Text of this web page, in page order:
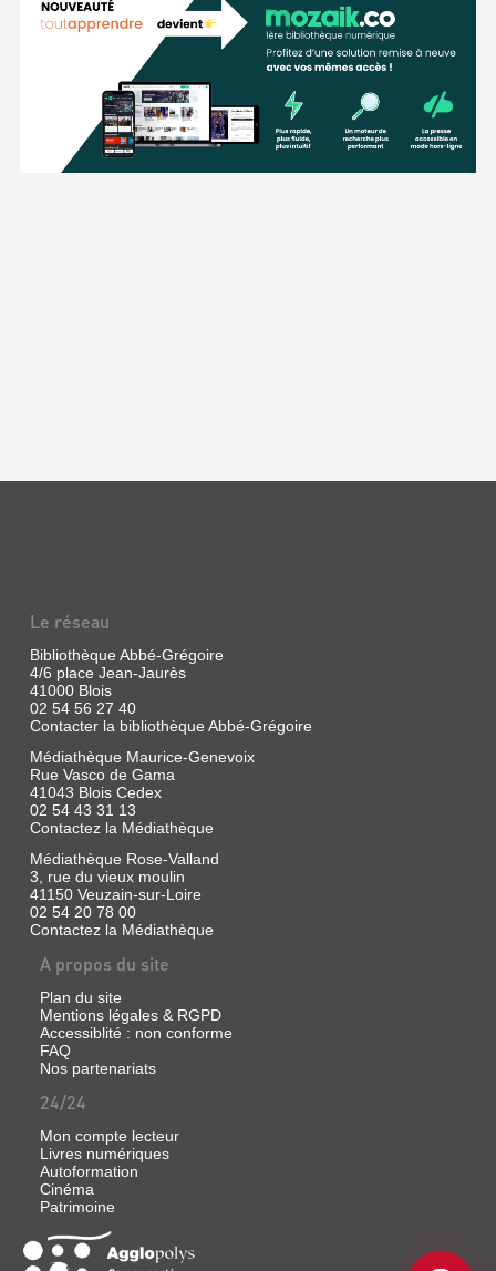
Le réseau
Bibliothèque Abbé-Grégoire
4/6 place Jean-Jaurès
41000 Blois
02 54 56 27 40
Contacter la bibliothèque Abbé-Grégoire
Médiathèque Maurice-Genevoix
Rue Vasco de Gama
41043 Blois Cedex
02 54 43 31 13
Contactez la Médiathèque
Médiathèque Rose-Valland
3, rue du vieux moulin
41150 Veuzain-sur-Loire
02 54 20 78 00
Contactez la Médiathèque
A propos du site
Plan du site
Mentions légales & RGPD
Accessiblité : non conforme
FAQ
Nos partenariats
24/24
Mon compte lecteur
Livres numériques
Autoformation
Cinéma
Patrimoine